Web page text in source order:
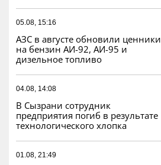
05.08, 15:16
АЗС в августе обновили ценники
на бензин АИ-92, АИ-95 и
дизельное топливо
04.08, 14:08
В Сызрани сотрудник
предприятия погиб в результате
технологического хлопка
01.08, 21:49